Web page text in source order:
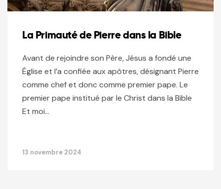
La Primauté de Pierre dans la Bible
Avant de rejoindre son Père, Jésus a fondé une
Église et l’a confiée aux apôtres, désignant Pierre
comme chef et donc comme premier pape. Le
premier pape institué par le Christ dans la Bible
Et moi…
13 novembre 2024